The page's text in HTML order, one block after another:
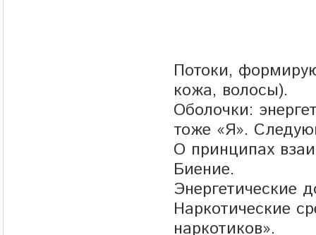
Потоки,
кожа, волосы).
Оболочки:
тоже «Я».
О принципах
Биение.
Энергетические
Наркотические
наркотиков».